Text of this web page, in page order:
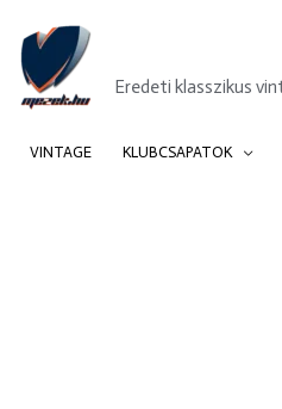
Eredeti klasszikus
VINTAGE KLUBCSAPATOK